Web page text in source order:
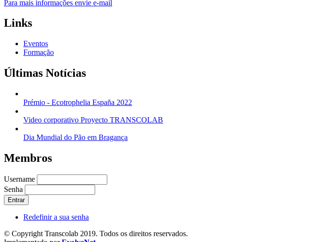
Para mais informações envie e-mail
Links
Eventos
Formação
Últimas Notícias
Prémio - Ecotrophelia España 2022
Video corporativo Proyecto TRANSCOLAB
Dia Mundial do Pão em Bragança
Membros
Username
Senha
Redefinir a sua senha
© Copyright Transcolab 2019. Todos os direitos reservados.